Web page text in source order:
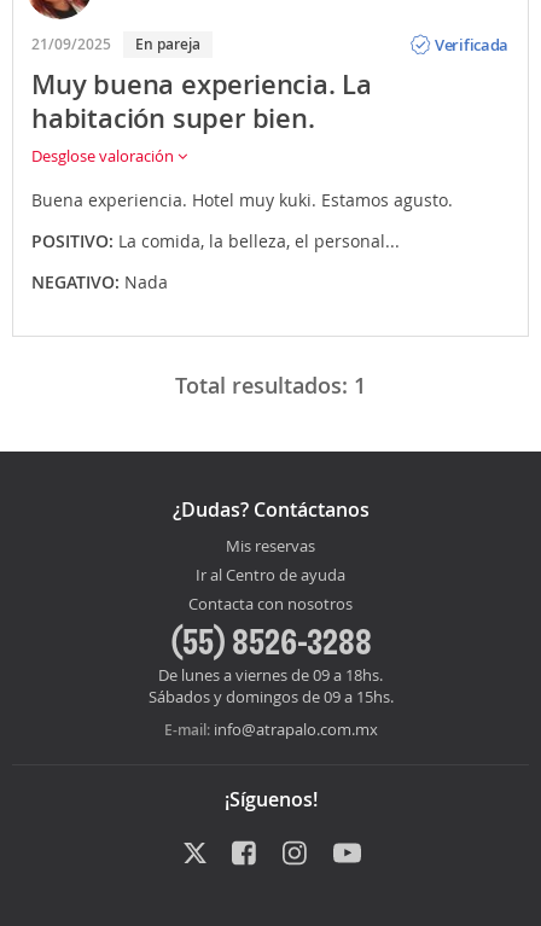
21/09/2025 En pareja
Verificada
Muy buena experiencia. La
habitación super bien.
Desglose valoración
Buena experiencia. Hotel muy kuki. Estamos agusto.
POSITIVO: La comida, la belleza, el personal...
NEGATIVO: Nada
Total resultados: 1
¿Dudas? Contáctanos
Mis reservas
Ir al Centro de ayuda
Contacta con nosotros
(55) 8526-3288
De lunes a viernes de 09 a 18hs.
Sábados y domingos de 09 a 15hs.
E-mail: info@atrapalo.com.mx
¡Síguenos!